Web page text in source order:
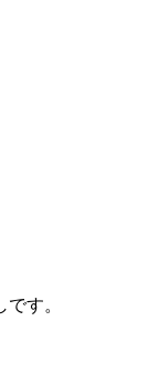
す。